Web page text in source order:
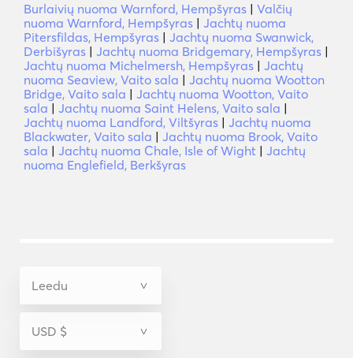
Burlaivių nuoma Warnford, Hempšyras | Valčių
nuoma Warnford, Hempšyras | Jachtų nuoma
Pitersfildas, Hempšyras | Jachtų nuoma Swanwick,
Derbišyras | Jachtų nuoma Bridgemary, Hempšyras |
Jachtų nuoma Michelmersh, Hempšyras | Jachtų
nuoma Seaview, Vaito sala | Jachtų nuoma Wootton
Bridge, Vaito sala | Jachtų nuoma Wootton, Vaito
sala | Jachtų nuoma Saint Helens, Vaito sala |
Jachtų nuoma Landford, Viltšyras | Jachtų nuoma
Blackwater, Vaito sala | Jachtų nuoma Brook, Vaito
sala | Jachtų nuoma Chale, Isle of Wight | Jachtų
nuoma Englefield, Berkšyras